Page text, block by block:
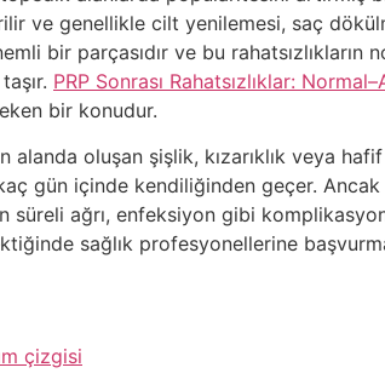
ve genellikle cilt yenilemesi, saç
bir parçasıdır ve bu rahatsızlıkların
PRP Sonrası Rahatsızlıklar:
bir konudur.
alanda oluşan şişlik, kızarıklık veya
gün içinde kendiliğinden geçer.
süreli ağrı, enfeksiyon gibi
sağlık profesyonellerine
çizgisi